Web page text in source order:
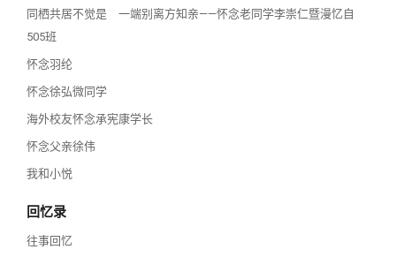
同栖共居不觉是 一端别离方知亲——怀念老同学李崇仁暨漫忆自
505班
怀念羽纶
怀念徐弘微同学
海外校友怀念承宪康学长
怀念父亲徐伟
我和小悦
回忆录
往事回忆